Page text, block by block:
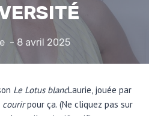
8 avril 2025
Le Lotus blancLaurie, jouée par
courirpour ça. (Ne cliquez pas sur